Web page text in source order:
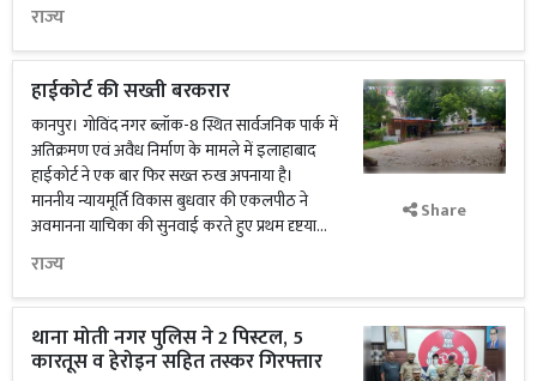
राज्य
हाईकोर्ट की सख्ती बरकरार
कानपुर। गोविंद नगर ब्लॉक-8 स्थित सार्वजनिक पार्क में
अतिक्रमण एवं अवैध निर्माण के मामले में इलाहाबाद
हाईकोर्ट ने एक बार फिर सख्त रुख अपनाया है।
माननीय न्यायमूर्ति विकास बुधवार की एकलपीठ ने
अवमानना याचिका की सुनवाई करते हुए प्रथम दृष्टया...
राज्य
Share
थाना मोती नगर पुलिस ने 2 पिस्टल, 5
कारतूस व हेरोइन सहित तस्कर गिरफ्तार